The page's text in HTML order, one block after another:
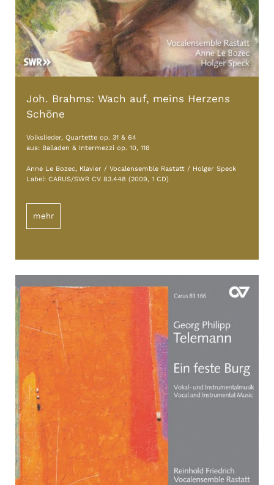
Joh. Brahms: Wach auf, meins Herzens
Schöne
Volkslieder, Quartette op. 31 & 64
aus: Balladen & Intermezzi op. 10, 118
Anne Le Bozec, Klavier / Vocalensemble Rastatt / Holger Speck
Label: CARUS/SWR CV 83.448 (2009, 1 CD)
mehr